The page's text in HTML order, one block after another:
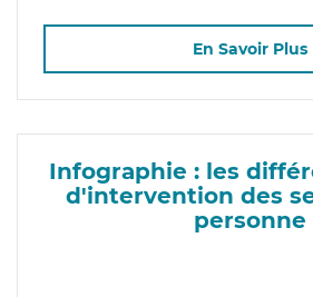
En Savoir Plus
Infographie : les
d'intervention des
personne